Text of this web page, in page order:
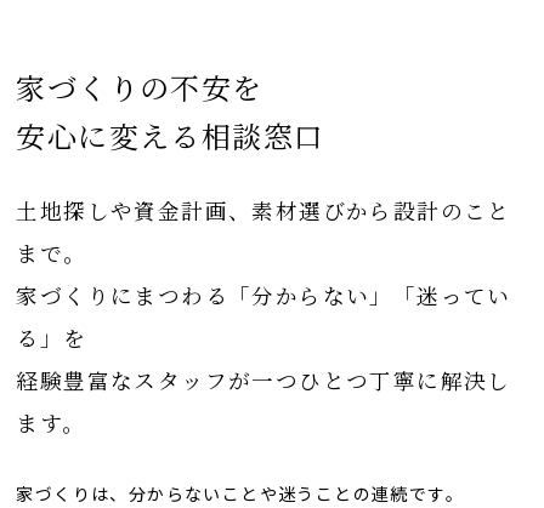
家づくりの不安を
安心に変える相談窓口
土地探しや資金計画、素材選びから設計のこと
まで。
家づくりにまつわる「分からない」「迷ってい
る」を
経験豊富なスタッフが一つひとつ丁寧に解決し
ます。
家づくりは、分からないことや迷うことの連続です。